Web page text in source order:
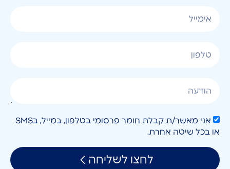
אני מאשר/ת קבלת חומר פרסומי בטלפון, במייל, בSMS
או בכל שיטה אחרת.
לחצו לשליחה